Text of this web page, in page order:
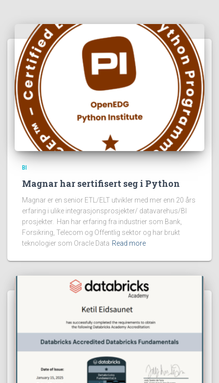
BI
Magnar har sertifisert seg i Python
Magnar er en senior ETL/ELT utvikler med mer enn 20 års
erfaring i ulike integrasjonsprosjekter/ datavarehus/BI
prosjekter. Han har erfaring fra industrier som Bank,
Forsikring, Telecom og Offentlig sektor og har brukt
teknologier som Oracle Data Read more